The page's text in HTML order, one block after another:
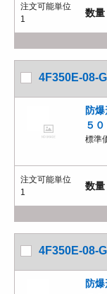
注文可能単位
1
数量
4F350E-08-
防
５
標準
注文可能単位
1
数量
4F350E-08-
防